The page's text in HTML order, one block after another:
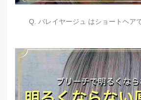
Q. バレイヤージュ はショートヘア